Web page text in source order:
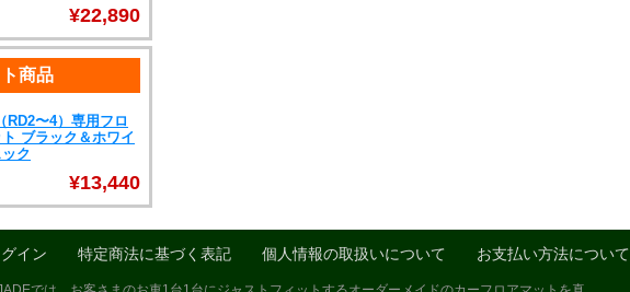
¥22,890
商品
RD2〜4）専用フロ
ブラック＆ホワイ
ック
¥13,440
イン 特定商法に基づく表記 個人情報の取扱いについて お支払い方法について